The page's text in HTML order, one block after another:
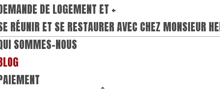
DE LOGEMENT ET +
RÉUNIR ET SE RESTAURER AVEC CHEZ MONSIEUR
SOMMES-NOUS